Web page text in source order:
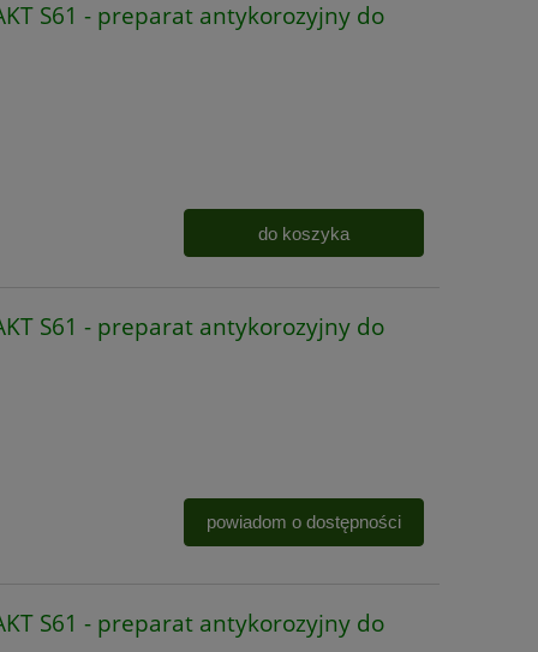
S61 - preparat antykorozyjny do
do koszyka
S61 - preparat antykorozyjny do
powiadom o dostępności
S61 - preparat antykorozyjny do